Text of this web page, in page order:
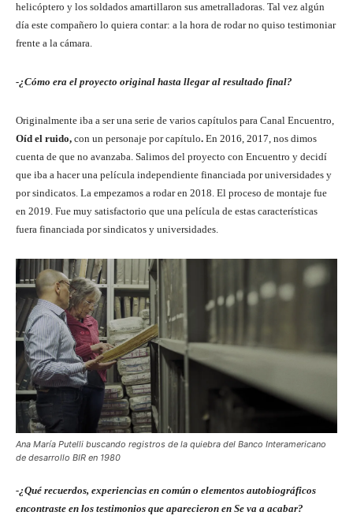
helicóptero y los soldados amartillaron sus ametralladoras. Tal vez algún
día este compañero lo quiera contar: a la hora de rodar no quiso testimoniar
frente a la cámara.
-¿Cómo era el proyecto original hasta llegar al resultado final?
Originalmente iba a ser una serie de varios capítulos para Canal Encuentro,
Oíd el ruido, con un personaje por capítulo. En 2016, 2017, nos dimos
cuenta de que no avanzaba. Salimos del proyecto con Encuentro y decidí
que iba a hacer una película independiente financiada por universidades y
por sindicatos. La empezamos a rodar en 2018. El proceso de montaje fue
en 2019. Fue muy satisfactorio que una película de estas características
fuera financiada por sindicatos y universidades.
Ana María Putelli buscando registros de la quiebra del Banco Interamericano
de desarrollo BIR en 1980
-¿Qué recuerdos, experiencias en común o elementos autobiográficos
encontraste en los testimonios que aparecieron en Se va a acabar?